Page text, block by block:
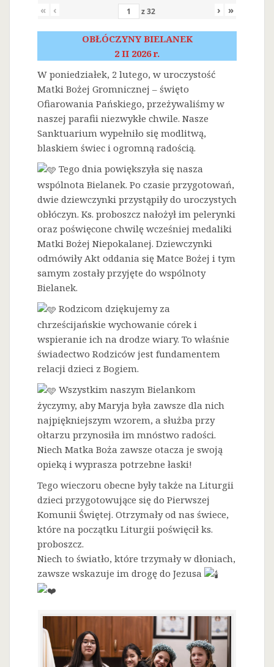
« ‹ z32 › »
OBŁÓCZYNY BIELANEK
2 II 2026 r.
W poniedziałek, 2 lutego, w uroczystość
Matki Bożej Gromnicznej – święto
Ofiarowania Pańskiego, przeżywaliśmy w
naszej parafii niezwykłe chwile. Nasze
Sanktuarium wypełniło się modlitwą,
blaskiem świec i ogromną radością.
Tego dnia powiększyła się nasza
wspólnota Bielanek. Po czasie przygotowań,
dwie dziewczynki przystąpiły do uroczystych
obłóczyn. Ks. proboszcz nałożył im pelerynki
oraz poświęcone chwilę wcześniej medaliki
Matki Bożej Niepokalanej. Dziewczynki
odmówiły Akt oddania się Matce Bożej i tym
samym zostały przyjęte do wspólnoty
Bielanek.
Rodzicom dziękujemy za
chrześcijańskie wychowanie córek i
wspieranie ich na drodze wiary. To właśnie
świadectwo Rodziców jest fundamentem
relacji dzieci z Bogiem.
Wszystkim naszym Bielankom
życzymy, aby Maryja była zawsze dla nich
najpiękniejszym wzorem, a służba przy
ołtarzu przynosiła im mnóstwo radości.
Niech Matka Boża zawsze otacza je swoją
opieką i wyprasza potrzebne łaski!
Tego wieczoru obecne były także na Liturgii
dzieci przygotowujące się do Pierwszej
Komunii Świętej. Otrzymały od nas świece,
które na początku Liturgii poświęcił ks.
proboszcz.
Niech to światło, które trzymały w dłoniach,
zawsze wskazuje im drogę do Jezusa